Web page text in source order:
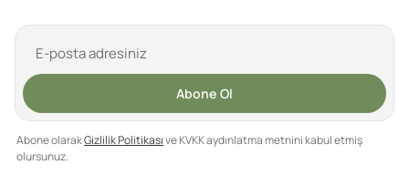
Abone Ol
Abone olarakGizlilik Politikasıve KVKK aydınlatma metnini kabul etmiş
olursunuz.